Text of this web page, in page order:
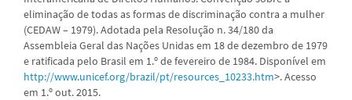
eliminação de todas as formas de discriminação contra a mulher
(CEDAW – 1979). Adotada pela Resolução n. 34/180 da
Assembleia Geral das Nações Unidas em 18 de dezembro de 1979
e ratificada pelo Brasil em 1.º de fevereiro de 1984. Disponível em
http://www.unicef.org/brazil/pt/resources_10233.htm>. Acesso
em 1.º out. 2015.